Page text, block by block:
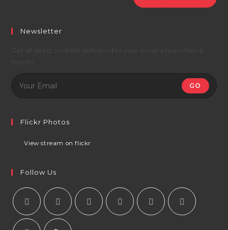
Newsletter
GO
Flickr Photos
View stream on flickr
Follow Us